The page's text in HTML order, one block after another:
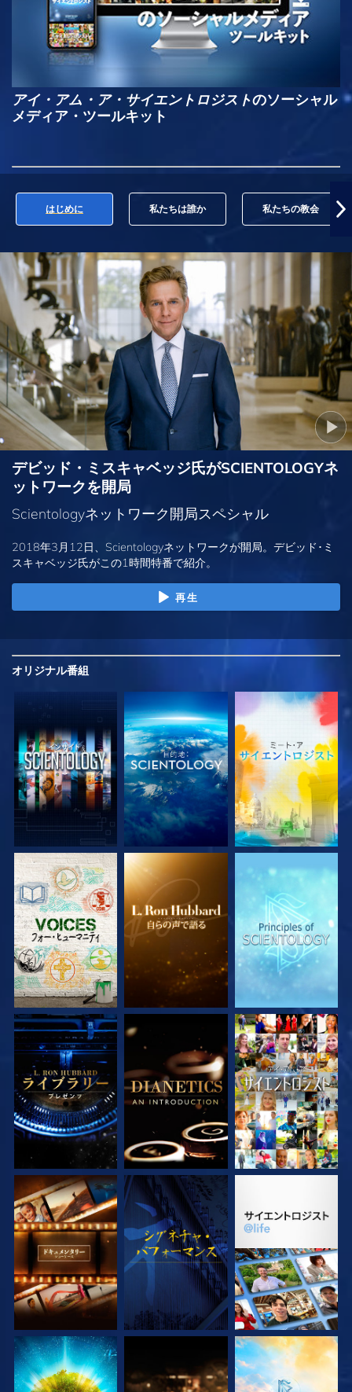
アイ・アム・ア・サイエントロジストのソーシャル
メディア・ツールキット
はじめに 私たちは誰か 私たちの教会
デビッド・ミスキャベッジ氏がSCIENTOLOGYネ
ットワークを開局
Scientologyネットワーク開局スペシャル
2018年3月12日、Scientologyネットワークが開局。デビッド･ミ
スキャベッジ氏がこの1時間特番で紹介。
再生
オリジナル番組
シリーズを探求 シリーズを探求 シリーズを探求
シリーズを探求 シリーズを探求 観る
シリーズを探求 観る シリーズを探求
シリーズを探求 シリーズを探求 シリーズを探求